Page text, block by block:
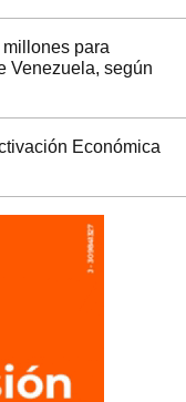
para
Venezuela, según
Económica